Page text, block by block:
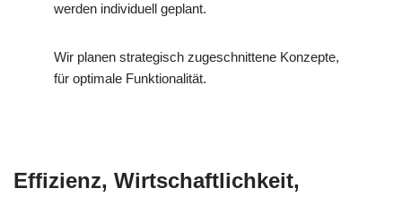
werden individuell geplant.
Wir planen strategisch zugeschnittene Konzepte,
für optimale Funktionalität.
Effizienz, Wirtschaftlichkeit,